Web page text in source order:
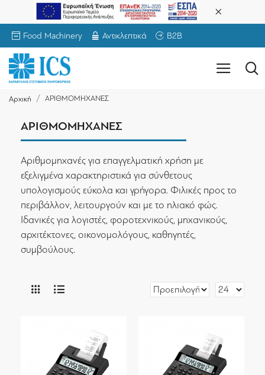
Food Machinery Αντικλεπτικά B2B
Αρχική ΑΡΙΘΜΟΜΗΧΑΝΕΣ
ΑΡΙΘΜΟΜΗΧΑΝΕΣ
Αριθμομηχανές για επαγγελματική χρήση με
εξελιγμένα χαρακτηριστικά για σύνθετους
υπολογισμούς εύκολα και γρήγορα. Φιλικές προς το
περιβάλλον, λειτουργούν και με το ηλιακό φώς.
Ιδανικές για λογιστές, φοροτεχνικούς, μηχανικούς,
αρχιτέκτονες, οικονομολόγους, καθηγητές,
συμβούλους.